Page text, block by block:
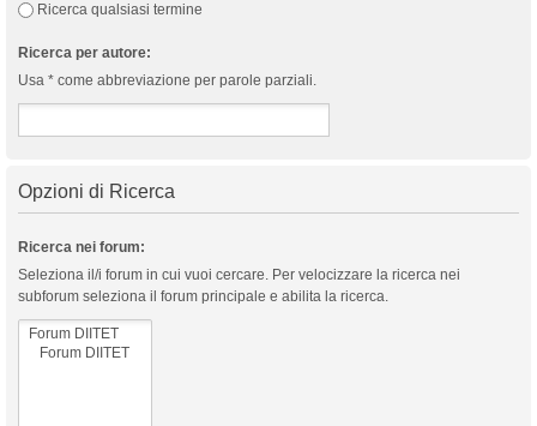
Ricerca qualsiasi termine
Ricerca per autore:
Usa * come abbreviazione per parole parziali.
Opzioni di Ricerca
Ricerca nei forum:
Seleziona il/i forum in cui vuoi cercare. Per velocizzare la ricerca nei
subforum seleziona il forum principale e abilita la ricerca.